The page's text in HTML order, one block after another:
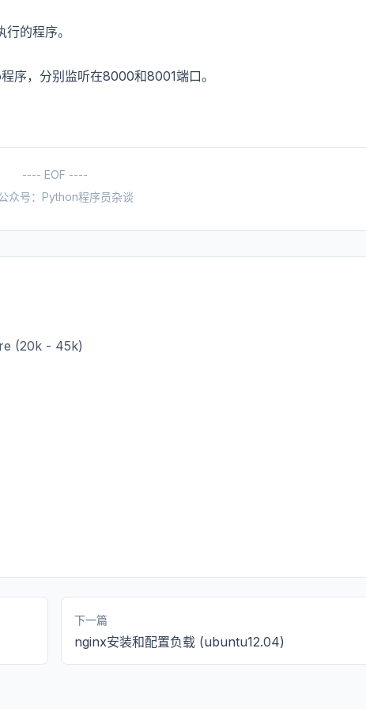
的程序。
序，分别监听在8000和8001端口。
---- EOF ----
众号：Python程序员杂谈
(20k - 45k)
下一篇
nginx安装和配置负载 (ubuntu12.04)